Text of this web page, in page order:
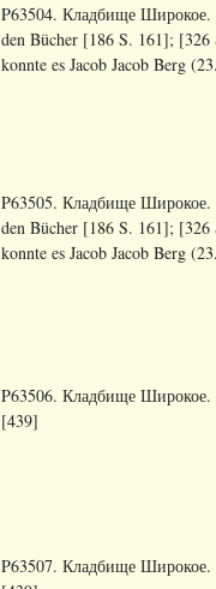
P63504. Кладбище Широкое.
den Bücher [186 S. 161];
konnte es Jacob Jacob Berg
P63505. Кладбище Широкое.
den Bücher [186 S. 161];
konnte es Jacob Jacob Berg
P63506. Кладбище Широкое.
[439]
P63507. Кладбище Широкое.